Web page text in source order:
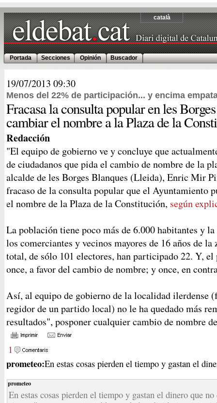
català
Portada Secciones Opinión Buscador
19/07/2013 09:30
Menos del 22% de participación... y encima
Fracasa la consulta popular en les
cambiar el nombre a la Plaza de la
Redacción
"El equipo de gobierno ve y concluye que
de ciudadanos que pida el cambio de nombre de la
alcalde de les Borges Blanques (Lleida), Enric Mir
fracaso de la consulta popular que el Ayuntamiento
el nombre de la Plaza de la Constitución, según
La población tiene poco más de 6.000 habitantes y
los comerciantes y vecinos mayores de 16 años de la
total, de sólo 101 electores, han participado 22. Y,
once, a favor del cambio de nombre; y once, en
Así, al equipo de gobierno de la localidad ilerdense
regidor de un partido local) no le ha quedado más
resultados", posponer cualquier cambio de nombre
1
prometeo:En estas cosas pierden el tiempo y gastan el
prometeo
En estas cosas pierden el tiempo y gastan el dinero que